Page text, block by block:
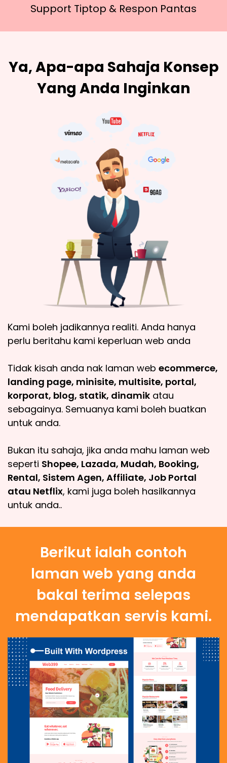
Support Tiptop & Respon Pantas
Ya, Apa-apa Sahaja Konsep
Yang Anda Inginkan
Kami boleh jadikannya realiti. Anda hanya
perlu beritahu kami keperluan web anda
Tidak kisah anda nak laman web ecommerce,
landing page, minisite, multisite, portal,
korporat, blog, statik, dinamik atau
sebagainya. Semuanya kami boleh buatkan
untuk anda.
Bukan itu sahaja, jika anda mahu laman web
seperti Shopee, Lazada, Mudah, Booking,
Rental, Sistem Agen, Affiliate, Job Portal
atau Netflix, kami juga boleh hasilkannya
untuk anda..
Berikut ialah contoh
laman web yang anda
bakal terima selepas
mendapatkan servis kami.